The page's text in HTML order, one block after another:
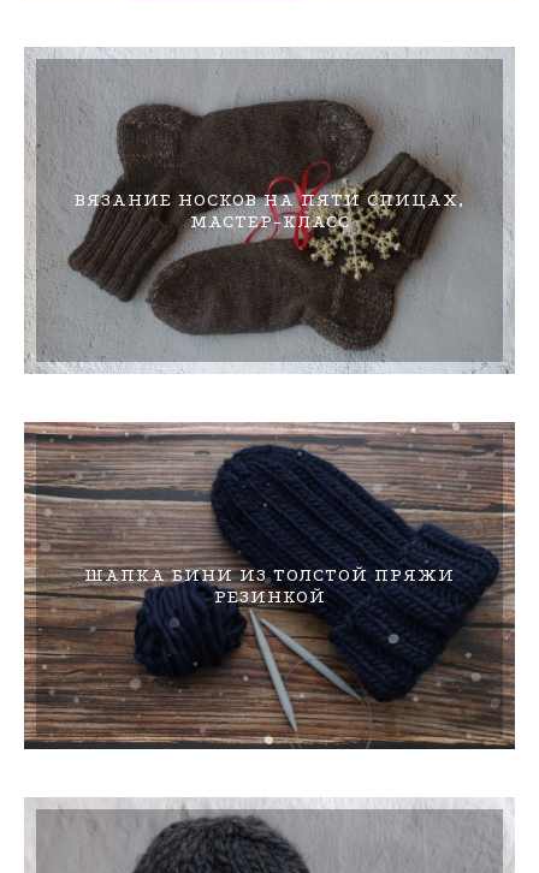
ВЯЗАНИЕ НОСКОВ НА ПЯТИ СПИЦАХ,
МАСТЕР-КЛАСС
ШАПКА БИНИ ИЗ ТОЛСТОЙ ПРЯЖИ
РЕЗИНКОЙ